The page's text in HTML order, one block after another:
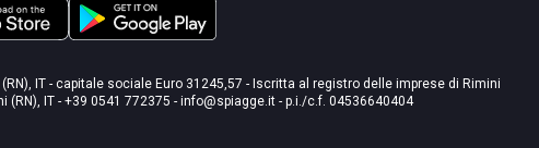
IT - capitale sociale Euro 31245,57 - Iscritta al registro delle imprese di Rimini
(RN), IT - +39 0541 772375 - info@spiagge.it - p.i./c.f. 04536640404